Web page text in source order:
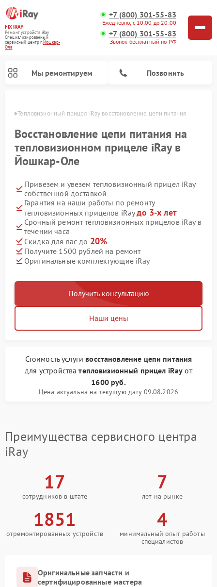
FIX-IRAY
Ремонт устройств iRay
Специализированный
cервисный центр г.Йошкар-
Ола
+7 (800) 301-55-83
Ежедневно, с 10:00 до 20:00
+7 (800) 301-55-83
Звонок бесплатный по РФ
Мы ремонтируем Позвонить
Оле Тепловизионный прицел iRay восстановление цепи питания
Восстановление цепи питания на
тепловизионном прицеле iRay в
Йошкар-Оле
Привезем и увезем тепловизионный прицел iRay
собственной доставкой
Гарантия на наши работы по ремонту
тепловизионных прицелов iRayдо 3-х лет
Срочный ремонт тепловизионных прицелов iRay в
течении часа
Скидка для вас до 20%
Получите 1500 рублей на ремонт
Оригинальные комплектующие iRay
Получить консультацию
Наши цены
Стоимость услуги восстановление цепи питания
для устройстватепловизионный прицел iRay от
1600 руб.
Цена актуальна на текущую дату 09.08.2026
Преимущества сервисного центра
iRay
17
сотрудников в штате
7
лет на рынке
1851
отремонтированных устройств
4
минимальный опыт работы
специалистов
Оригинальные запчасти и
сертифицированные мастера